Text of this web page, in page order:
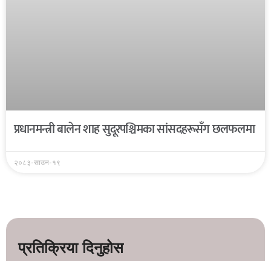
प्रधानमन्त्री बालेन शाह सुदूरपश्चिमका सांसदहरूसँग छलफलमा
२०८३-साउन-१९